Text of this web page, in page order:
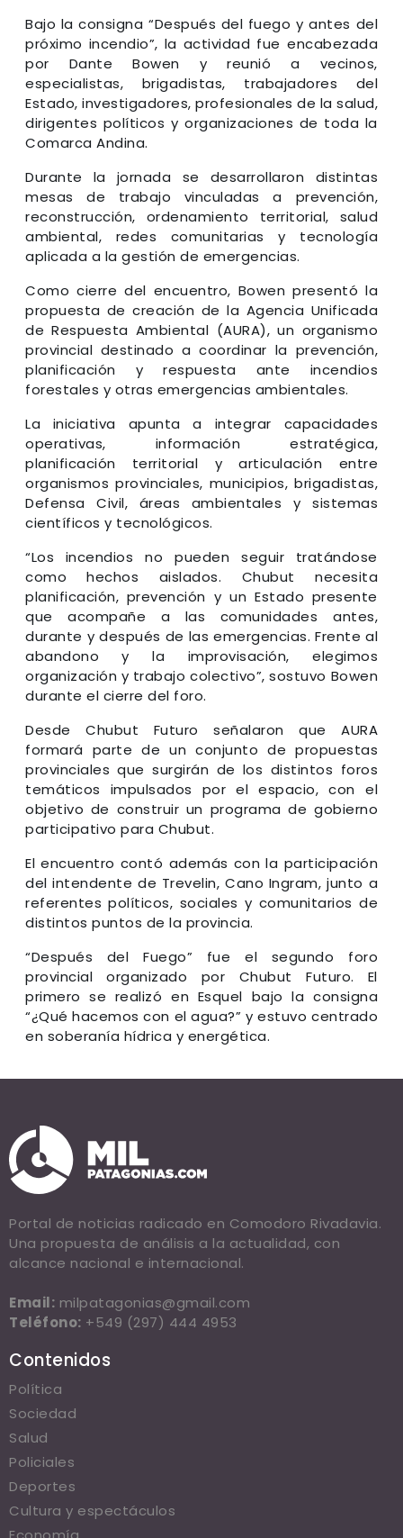
Bajo la consigna “Después del fuego y antes del
próximo incendio”, la actividad fue encabezada
por Dante Bowen y reunió a vecinos,
especialistas, brigadistas, trabajadores del
Estado, investigadores, profesionales de la salud,
dirigentes políticos y organizaciones de toda la
Comarca Andina.
Durante la jornada se desarrollaron distintas
mesas de trabajo vinculadas a prevención,
reconstrucción, ordenamiento territorial, salud
ambiental, redes comunitarias y tecnología
aplicada a la gestión de emergencias.
Como cierre del encuentro, Bowen presentó la
propuesta de creación de la Agencia Unificada
de Respuesta Ambiental (AURA), un organismo
provincial destinado a coordinar la prevención,
planificación y respuesta ante incendios
forestales y otras emergencias ambientales.
La iniciativa apunta a integrar capacidades
operativas, información estratégica,
planificación territorial y articulación entre
organismos provinciales, municipios, brigadistas,
Defensa Civil, áreas ambientales y sistemas
científicos y tecnológicos.
“Los incendios no pueden seguir tratándose
como hechos aislados. Chubut necesita
planificación, prevención y un Estado presente
que acompañe a las comunidades antes,
durante y después de las emergencias. Frente al
abandono y la improvisación, elegimos
organización y trabajo colectivo”, sostuvo Bowen
durante el cierre del foro.
Desde Chubut Futuro señalaron que AURA
formará parte de un conjunto de propuestas
provinciales que surgirán de los distintos foros
temáticos impulsados por el espacio, con el
objetivo de construir un programa de gobierno
participativo para Chubut.
El encuentro contó además con la participación
del intendente de Trevelin, Cano Ingram, junto a
referentes políticos, sociales y comunitarios de
distintos puntos de la provincia.
“Después del Fuego” fue el segundo foro
provincial organizado por Chubut Futuro. El
primero se realizó en Esquel bajo la consigna
“¿Qué hacemos con el agua?” y estuvo centrado
en soberanía hídrica y energética.
Portal de noticias radicado en Comodoro Rivadavia.
Una propuesta de análisis a la actualidad, con
alcance nacional e internacional.
Email: milpatagonias@gmail.com
Teléfono: +549 (297) 444 4953
Contenidos
Política
Sociedad
Salud
Policiales
Deportes
Cultura y espectáculos